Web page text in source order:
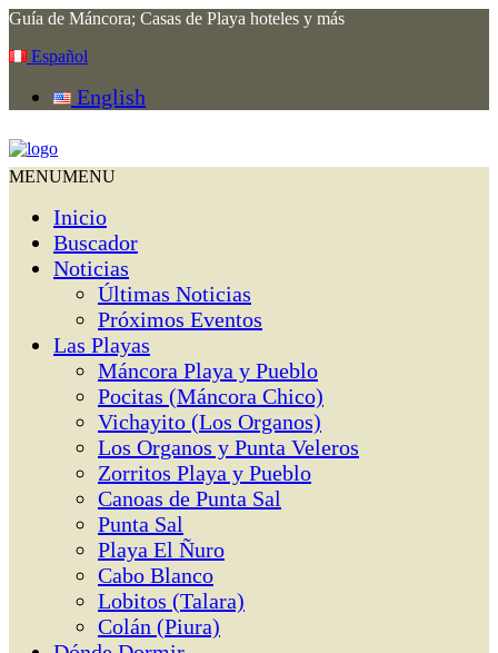
Guía de Máncora; Casas de Playa hoteles y más
Español
English
MENUMENU
Inicio
Buscador
Noticias
Últimas Noticias
Próximos Eventos
Las Playas
Máncora Playa y Pueblo
Pocitas (Máncora Chico)
Vichayito (Los Organos)
Los Organos y Punta Veleros
Zorritos Playa y Pueblo
Canoas de Punta Sal
Punta Sal
Playa El Ñuro
Cabo Blanco
Lobitos (Talara)
Colán (Piura)